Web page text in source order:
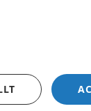
artisten Siw
motvillige